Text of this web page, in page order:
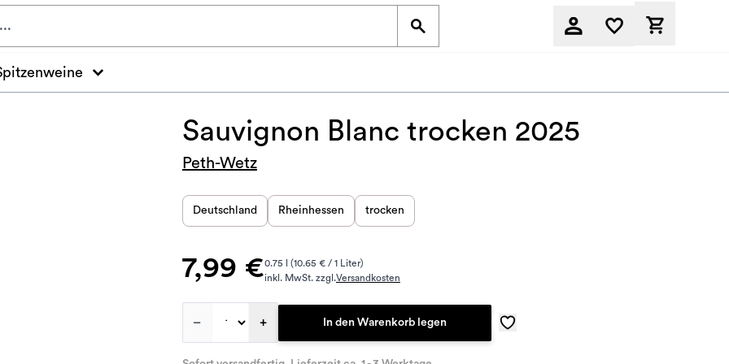
Sauvignon Blanc trocken 2025
Peth-Wetz
Deutschland Rheinhessen trocken
7,99 €0.75 l (10.65 € / 1 Liter)
inkl. MwSt. zzgl.Versandkosten
– + In den Warenkorb legen